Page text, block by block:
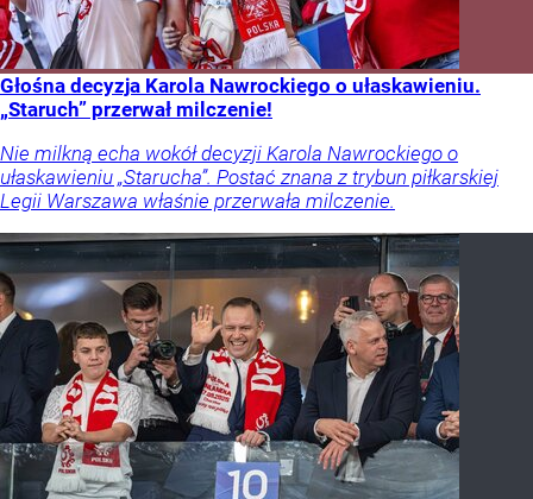
Głośna decyzja Karola Nawrockiego o ułaskawieniu.
„Staruch” przerwał milczenie!
Nie milkną echa wokół decyzji Karola Nawrockiego o
ułaskawieniu „Starucha”. Postać znana z trybun piłkarskiej
Legii Warszawa właśnie przerwała milczenie.